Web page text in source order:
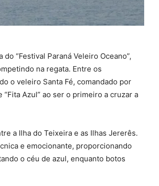
“Festival Paraná Veleiro Oceano”,
na regata. Entre os
o veleiro Santa Fé, comandado por
Azul” ao ser o primeiro a cruzar a
a Ilha do Teixeira e as Ilhas Jererês.
e emocionante, proporcionando
o céu de azul, enquanto botos